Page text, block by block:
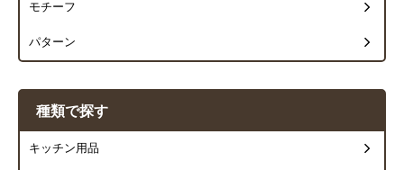
モチーフ
パターン
種類で探す
キッチン用品